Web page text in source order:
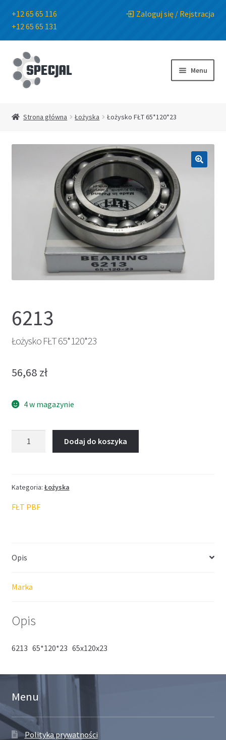
+12 65 65 116
+12 65 65 131
Zaloguj się / Rejstracja
Przejdź
do
nawigacji
Przejdź
do
treści
Menu
Strona główna Łożyska Łożysko FŁT 65*120*23
6213
Łożysko FŁT 65*120*23
56,68 zł
4 w magazynie
Dodaj do koszyka
Kategoria: Łożyska
FŁT PBF
Opis
Marka
Opis
6213 65*120*23 65x120x23
Menu
Polityka prywatności